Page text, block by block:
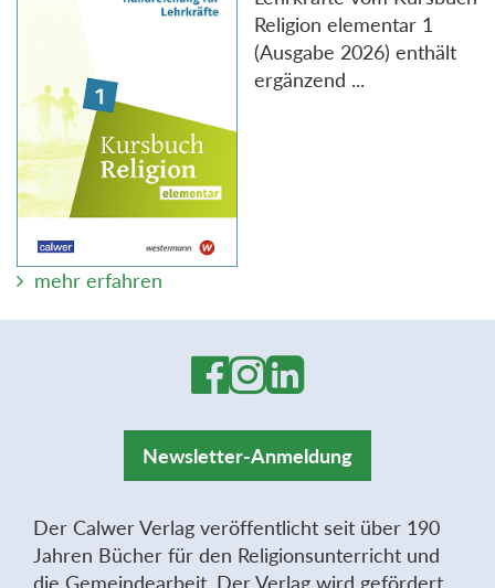
Religion elementar 1
(Ausgabe 2026) enthält
ergänzend ...
mehr erfahren
Newsletter-Anmeldung
Der Calwer Verlag veröffentlicht seit über 190
Jahren Bücher für den Religionsunterricht und
die Gemeindearbeit. Der Verlag wird gefördert